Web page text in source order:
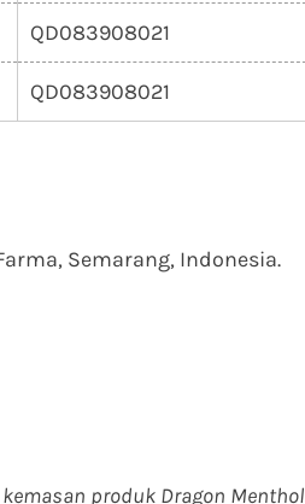
QD083908021
QD083908021
Semarang, Indonesia.
produk Dragon Menthol